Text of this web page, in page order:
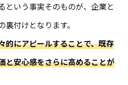
という事実そのものが、企業と
付けとなります。
的にアピールすることで、既存
と安心感をさらに高めることが